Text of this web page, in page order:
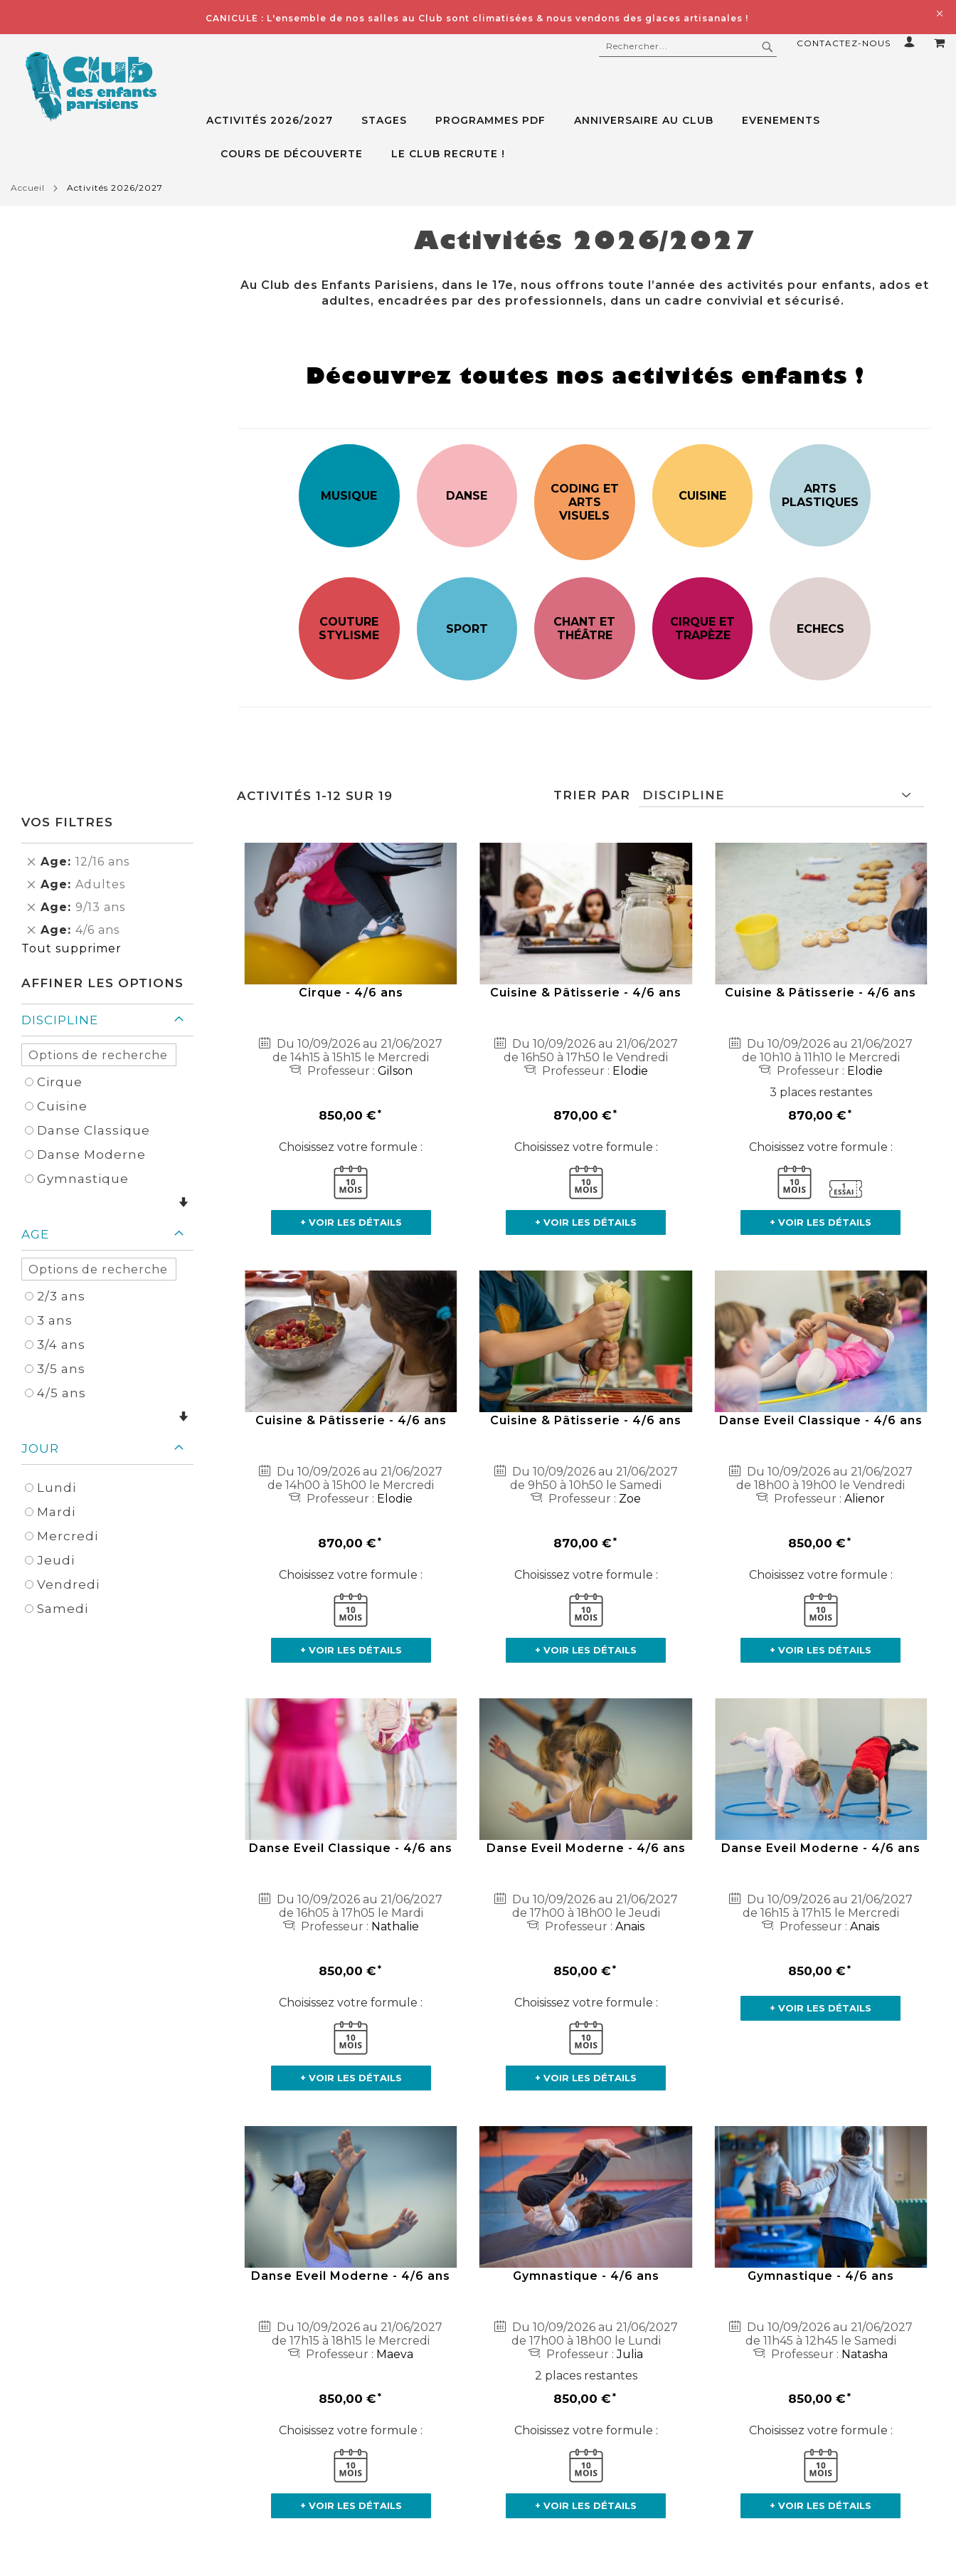
CANICULE : L'ensemble de nos salles au Club sont climatisées & nous vendons des glaces artisanales !
CONTACTEZ-NOUS
RECHERCHER
ACTIVITÉS 2026/2027 STAGES PROGRAMMES PDF ANNIVERSAIRE AU CLUB EVENEMENTS
COURS DE DÉCOUVERTE LE CLUB RECRUTE !
accueil activités 2026/2027
Activités 2026/2027
Au Club des Enfants Parisiens, dans le 17e, nous offrons toute l’année des activités pour enfants, ados et
adultes, encadrées par des professionnels, dans un cadre convivial et sécurisé.
Découvrez toutes nos activités enfants !
MUSIQUE DANSE
CODING ET
ARTS
VISUELS
CUISINE
ARTS
PLASTIQUES
COUTURE
STYLISME
SPORT
CHANT ET
THÉÂTRE
CIRQUE ET
TRAPÈZE
ECHECS
ACTIVITÉS1-12 SUR19 TRIER PAR
Cirque - 4/6 ans
Du 10/09/2026 au 21/06/2027
de 14h15 à 15h15 le Mercredi
Professeur : Gilson
850,00 €
Choisissez votre formule :
+ VOIR LES DÉTAILS
Cuisine & Pâtisserie - 4/6 ans
Du 10/09/2026 au 21/06/2027
de 16h50 à 17h50 le Vendredi
Professeur : Elodie
870,00 €
Choisissez votre formule :
+ VOIR LES DÉTAILS
Cuisine & Pâtisserie - 4/6 ans
Du 10/09/2026 au 21/06/2027
de 10h10 à 11h10 le Mercredi
Professeur : Elodie
3 places restantes
870,00 €
Choisissez votre formule :
+ VOIR LES DÉTAILS
Cuisine & Pâtisserie - 4/6 ans
Du 10/09/2026 au 21/06/2027
de 14h00 à 15h00 le Mercredi
Professeur : Elodie
870,00 €
Choisissez votre formule :
+ VOIR LES DÉTAILS
Cuisine & Pâtisserie - 4/6 ans
Du 10/09/2026 au 21/06/2027
de 9h50 à 10h50 le Samedi
Professeur : Zoe
870,00 €
Choisissez votre formule :
+ VOIR LES DÉTAILS
Danse Eveil Classique - 4/6 ans
Du 10/09/2026 au 21/06/2027
de 18h00 à 19h00 le Vendredi
Professeur :Alienor
850,00 €
Choisissez votre formule :
+ VOIR LES DÉTAILS
Danse Eveil Classique - 4/6 ans
Du 10/09/2026 au 21/06/2027
de 16h05 à 17h05 le Mardi
Professeur : Nathalie
850,00 €
Choisissez votre formule :
+ VOIR LES DÉTAILS
Danse Eveil Moderne - 4/6 ans
Du 10/09/2026 au 21/06/2027
de 17h00 à 18h00 le Jeudi
Professeur :Anais
850,00 €
Choisissez votre formule :
+ VOIR LES DÉTAILS
Danse Eveil Moderne - 4/6 ans
Du 10/09/2026 au 21/06/2027
de 16h15 à 17h15 le Mercredi
Professeur :Anais
850,00 €
+ VOIR LES DÉTAILS
Danse Eveil Moderne - 4/6 ans
Du 10/09/2026 au 21/06/2027
de 17h15 à 18h15 le Mercredi
Professeur : Maeva
850,00 €
Choisissez votre formule :
+ VOIR LES DÉTAILS
Gymnastique - 4/6 ans
Du 10/09/2026 au 21/06/2027
de 17h00 à 18h00 le Lundi
Professeur :Julia
2 places restantes
850,00 €
Choisissez votre formule :
+ VOIR LES DÉTAILS
Gymnastique - 4/6 ans
Du 10/09/2026 au 21/06/2027
de 11h45 à 12h45 le Samedi
Professeur : Natasha
850,00 €
Choisissez votre formule :
+ VOIR LES DÉTAILS
VOS FILTRES
Age 12/16 ans
Supprimer
Élément
Age Adultes
Supprimer
Élément
Age 9/13 ans
Supprimer
Élément
Age 4/6 ans
Supprimer
cet
Tout supprimer
AFFINER LES OPTIONS
DISCIPLINE
Cirque
Cuisine
Danse Classique
Danse Moderne
Gymnastique
AGE
2/3 ans
3 ans
3/4 ans
3/5 ans
4/5 ans
JOUR
Lundi
Mardi
Mercredi
Jeudi
Vendredi
Samedi